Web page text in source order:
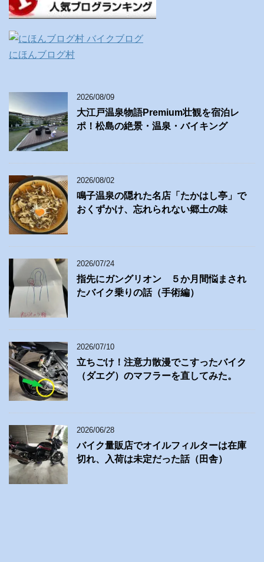
にほんブログ村
2026/08/09
大江戸温泉物語Premium壮観を宿泊レ
ポ！松島の絶景・温泉・バイキング
2026/08/02
鳴子温泉の隠れた名店「たかはし亭」で
おくずかけ、忘れられない郷土の味
2026/07/24
指先にガングリオン ５か月間悩まされ
たバイク乗りの話（手術編）
2026/07/10
立ちごけ！注意力散漫でこすったバイク
（ダエグ）のマフラーを直してみた。
2026/06/28
バイク量販店でオイルフィルターは在庫
切れ、入荷は未定だった話（田舎）